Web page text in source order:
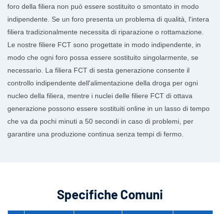
foro della filiera non può essere sostituito o smontato in modo
indipendente. Se un foro presenta un problema di qualità, l'intera
filiera tradizionalmente necessita di riparazione o rottamazione.
Le nostre filiere FCT sono progettate in modo indipendente, in
modo che ogni foro possa essere sostituito singolarmente, se
necessario. La filiera FCT di sesta generazione consente il
controllo indipendente dell'alimentazione della droga per ogni
nucleo della filiera, mentre i nuclei delle filiere FCT di ottava
generazione possono essere sostituiti online in un lasso di tempo
che va da pochi minuti a 50 secondi in caso di problemi, per
garantire una produzione continua senza tempi di fermo.
Specifiche Comuni